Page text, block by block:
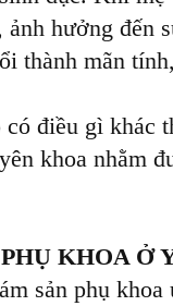
hưởng đến
thành mãn
điều gì khác
khoa nhằm
KHOA Ở
sản phụ